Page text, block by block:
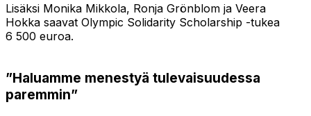
Lisäksi Monika Mikkola, Ronja Grönblom ja Veera
Hokka saavat Olympic Solidarity Scholarship -tukea
6 500 euroa.
”Haluamme menestyä tulevaisuudessa
paremmin”